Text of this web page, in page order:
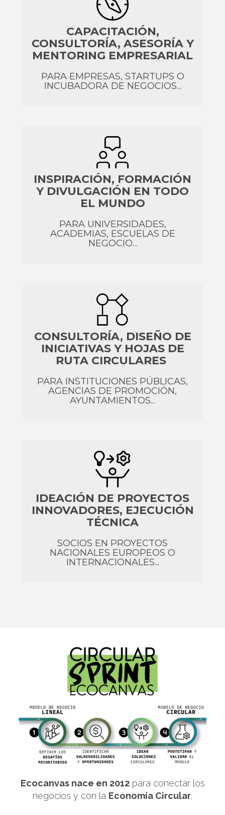
CAPACITACIÓN,
CONSULTORÍA, ASESORÍA Y
MENTORING EMPRESARIAL
PARA EMPRESAS, STARTUPS O
INCUBADORA DE NEGOCIOS...
INSPIRACIÓN, FORMACIÓN
Y DIVULGACIÓN EN TODO
EL MUNDO
PARA UNIVERSIDADES,
ACADEMIAS, ESCUELAS DE
NEGOCIO...
CONSULTORÍA, DISEÑO DE
INICIATIVAS Y HOJAS DE
RUTA CIRCULARES
PARA INSTITUCIONES PÚBLICAS,
AGENCIAS DE PROMOCIÓN,
AYUNTAMIENTOS...
IDEACIÓN DE PROYECTOS
INNOVADORES, EJECUCIÓN
TÉCNICA
SOCIOS EN PROYECTOS
NACIONALES EUROPEOS O
INTERNACIONALES...
Ecocanvas nace en 2012para conectar los
negocios y con la Economía Circular.